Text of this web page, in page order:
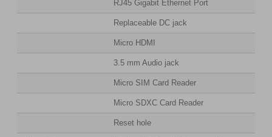
RJ45 Gigabit Ethernet Port
Replaceable DC jack
Micro HDMI
3.5 mm Audio jack
Micro SIM Card Reader
Micro SDXC Card Reader
Reset hole